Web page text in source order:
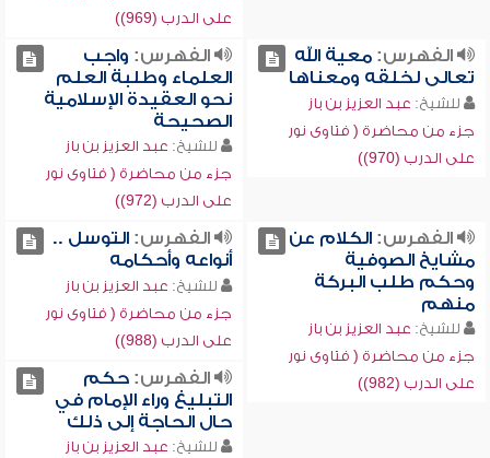
على الدرب (969))
الفهرس:معية الله
تعالى لخلقه ومعناها
للشيخ: عبد العزيز بن باز
جزء من محاضرة ( فتاوى نور
على الدرب (970))
الفهرس: واجب
العلماء وطلبة العلم
نحو العقيدة الإسلامية
الصحيحة
للشيخ: عبد العزيز بن باز
جزء من محاضرة ( فتاوى نور
على الدرب (972))
الفهرس:الكلام عن
مشايخ الصوفية
وحكم طلب البركة
منهم
للشيخ: عبد العزيز بن باز
جزء من محاضرة ( فتاوى نور
على الدرب (982))
الفهرس:التوسل ..
أنواعه وأحكامه
للشيخ: عبد العزيز بن باز
جزء من محاضرة ( فتاوى نور
على الدرب (988))
الفهرس:حكم
التبليغ وراء الإمام في
حال الحاجة إلى ذلك
للشيخ: عبد العزيز بن باز